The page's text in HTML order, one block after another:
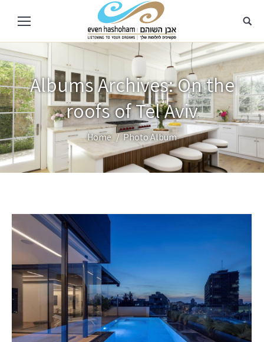
Albums Archives:On the
roofs of Tel Aviv
You are here: Home Photo Album